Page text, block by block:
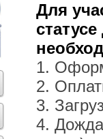
Для
1.
2.
3.
4.